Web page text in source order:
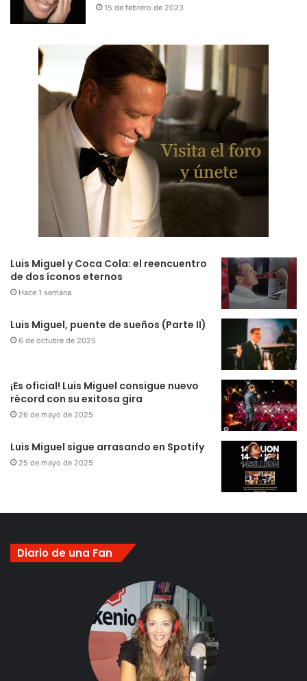
15 de febrero de 2023
Luis Miguel y Coca Cola: el reencuentro
de dos íconos eternos
Hace 1 semana
Luis Miguel, puente de sueños (Parte II)
6 de octubre de 2025
¡Es oficial! Luis Miguel consigue nuevo
récord con su exitosa gira
26 de mayo de 2025
Luis Miguel sigue arrasando en Spotify
25 de mayo de 2025
Diario de una Fan